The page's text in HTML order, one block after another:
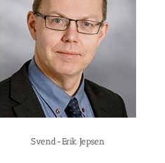
Svend-Erik Jepsen